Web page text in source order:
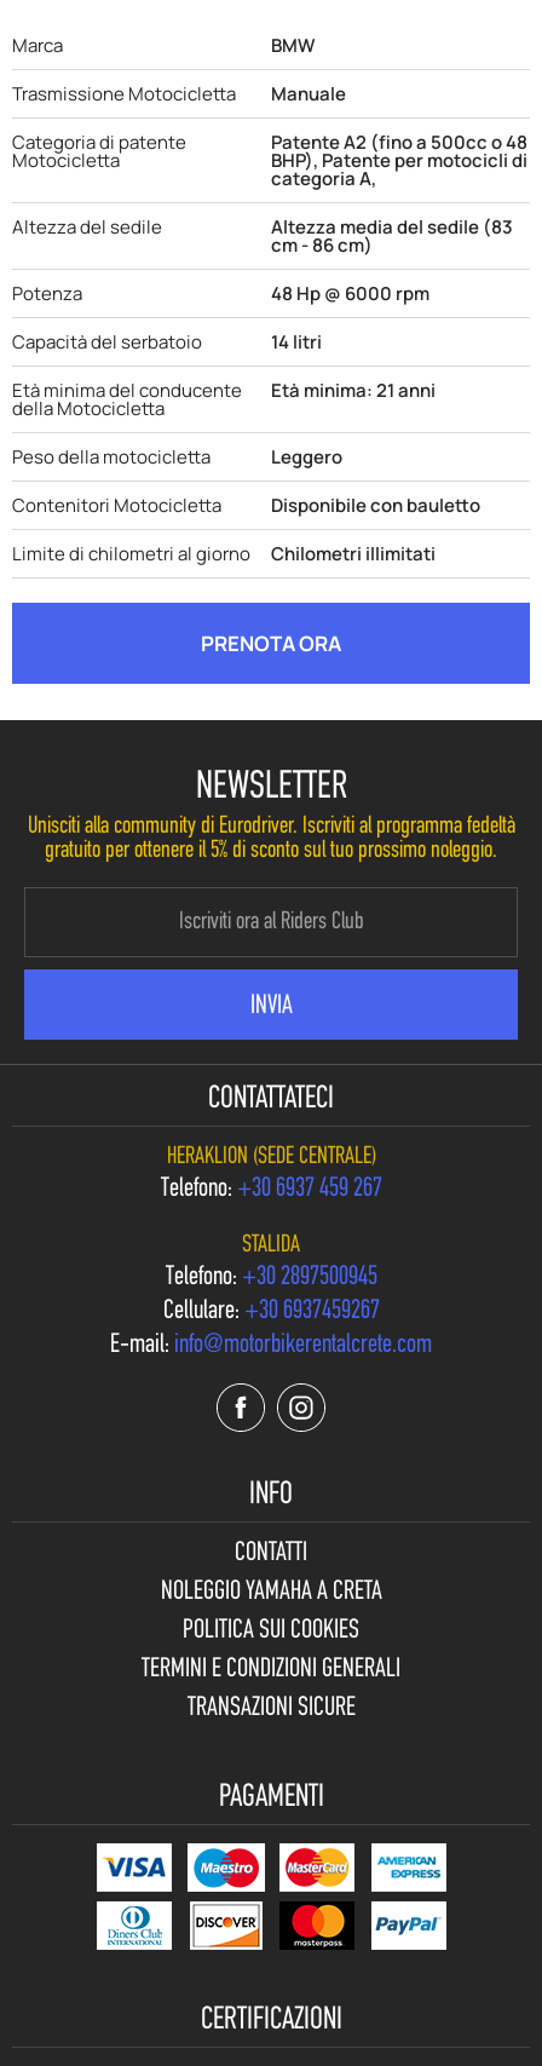
Marca
BMW
Trasmissione Motocicletta
Manuale
Categoria di patente
Motocicletta
Patente A2 (fino a 500cc o 48
BHP), Patente per motocicli di
categoria A,
Altezza del sedile
Altezza media del sedile (83
cm - 86 cm)
Potenza
48 Hp @ 6000 rpm
Capacità del serbatoio
14 litri
Età minima del conducente
della Motocicletta
Età minima: 21 anni
Peso della motocicletta
Leggero
Contenitori Motocicletta
Disponibile con bauletto
Limite di chilometri al giorno
Chilometri illimitati
PRENOTA ORA
NEWSLETTER
Unisciti alla community di Eurodriver. Iscriviti al programma fedeltà
gratuito per ottenere il 5% di sconto sul tuo prossimo noleggio.
CONTATTATECI
HERAKLION (SEDE CENTRALE)
Telefono: +30 6937 459 267
STALIDA
Telefono: +30 2897500945
Cellulare: +30 6937459267
E-mail: info@motorbikerentalcrete.com
INFO
CONTATTI
NOLEGGIO YAMAHA A CRETA
POLITICA SUI COOKIES
TERMINI E CONDIZIONI GENERALI
TRANSAZIONI SICURE
PAGAMENTI
CERTIFICAZIONI